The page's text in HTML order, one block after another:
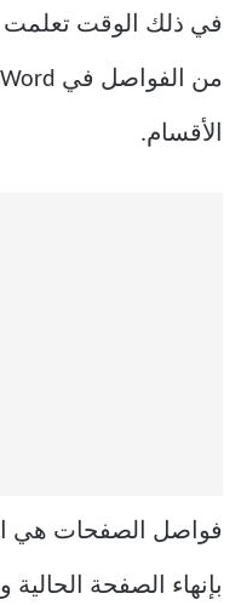
في ذلك الوقت تعلمت
الأقسام.
بإنهاء الصفحة